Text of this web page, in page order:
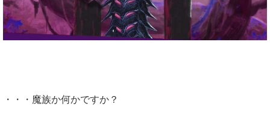
・・・魔族か何かですか？